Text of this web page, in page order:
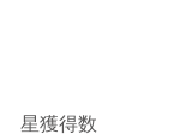
星獲得数